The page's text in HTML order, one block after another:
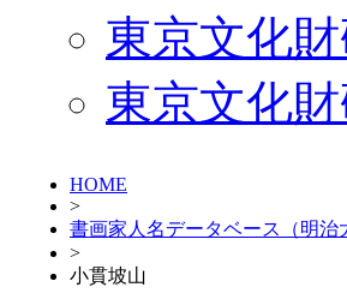
東京文化
東京文化
HOME
>
書画家人名データベース（明
>
小貫坡山